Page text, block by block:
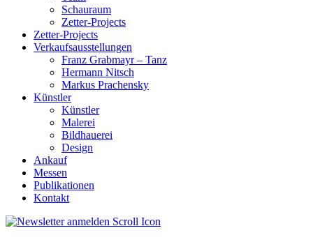
Schauraum
Zetter-Projects
Zetter-Projects
Verkaufsausstellungen
Franz Grabmayr – Tanz
Hermann Nitsch
Markus Prachensky
Künstler
Künstler
Malerei
Bildhauerei
Design
Ankauf
Messen
Publikationen
Kontakt